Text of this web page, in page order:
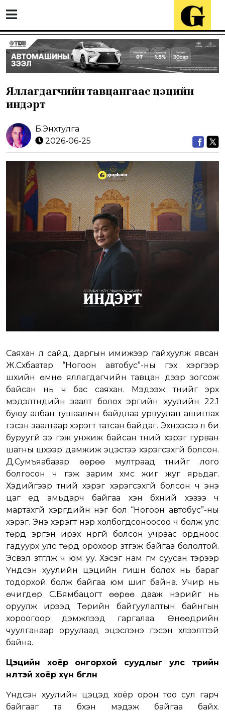
Яллагдагчийн тавцангаас цэцийн
индэрт
Б.Энхтулга
2026-06-25
Саяхан л сайд, даргын имижээр гайхуулж явсан
Ж.Сүхбаатар “Ногоон автобус”-ны гэх хэргээр
шүүхийн өмнө яллагдагчийн тавцан дээр зогсож
байсан нь ч бас саяхан. Мэдээж түүнийг эрх
мэдэлтнүүдийн заалт болох эрүүгийн хуулийн 22.1
буюу албан тушаалын байдлаа урвуулан ашиглах
гэсэн заалтаар хэрэгт татсан байдаг. Эхнээсээ л би
буруугүй ээ гэж унжиж байсан түүний хэрэг гурван
шатны шүүхээр дамжиж эцэстээ хэрэгсэхгүй болсон.
Д.Сумъяабазар өөрөө мултраад түүнийг лого
болгосон ч гэж зарим хүмүүс жиг жуг ярьдаг.
Хэдийгээр түүний хэрэг хэрэгсэхгүй болсон ч энэ
цаг үед амьдарч байгаа хэн бүхний хэзээ ч
мартахгүй хэргүүдийн нэг бол “Ногоон автобус”-ны
хэрэг. Энэ хэрэгт нэр холбогдсоноосоо ч болж улс
төрд эргэн ирэх нүүргүй болсон учраас ордноос
гадуурх улс төрд орохоор зүтгэж байгаа бололтой.
Эсвэл зүтгүүлж ч юм уу. Хэсэг нам гүм суусан тэрээр
Үндсэн хуулийн цэцийн гишүүн болох нь бараг
тодорхой болж байгаа юм шиг байна. Учир нь
өчигдөр С.Бямбацогт өөрөө дааж нэрийг нь
оруулж ирээд Төрийн байгуулалтын байнгын
хороогоор дэмжүүлээд гаргалаа. Өнөөдрийн
чуулганаар оруулаад эцэслэнэ гэсэн хүлээлттэй
байна.
Цэцийн хоёр онгорхой суудлыг улс төрийн
нөлөөтэй хоёр хүн бөглөнө
Үндсэн хуулийн цэцэд хоёр орон тоо сул гарч
байгааг та бүхэн мэдэж байгаа байх.